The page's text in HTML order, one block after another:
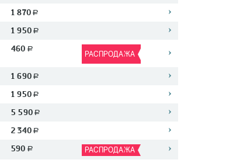
1 870 a
1 950 a
460 a
РАСПРОДАЖА
1 690 a
1 950 a
5 590 a
2 340 a
590 a РАСПРОДАЖА